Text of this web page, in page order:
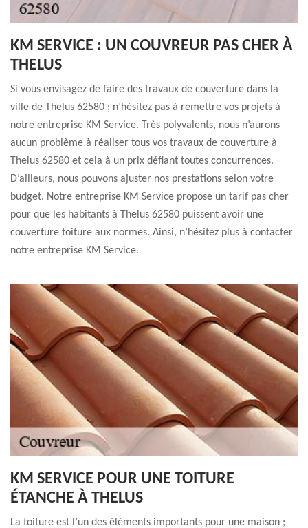
KM SERVICE : UN COUVREUR PAS CHER À
THELUS
Si vous envisagez de faire des travaux de couverture dans la
ville de Thelus 62580 ; n’hésitez pas à remettre vos projets à
notre entreprise KM Service. Très polyvalents, nous n’aurons
aucun problème à réaliser tous vos travaux de couverture à
Thelus 62580 et cela à un prix défiant toutes concurrences.
D’ailleurs, nous pouvons ajuster nos prestations selon votre
budget. Notre entreprise KM Service propose un tarif pas cher
pour que les habitants à Thelus 62580 puissent avoir une
couverture toiture aux normes. Ainsi, n’hésitez plus à contacter
notre entreprise KM Service.
KM SERVICE POUR UNE TOITURE
ÉTANCHE À THELUS
La toiture est l’un des éléments importants pour une maison ;